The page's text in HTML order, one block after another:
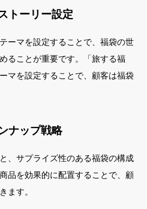
トーリー設定
ーマを設定することで、福袋の世
ることが重要です。「旅する福
マを設定することで、顧客は福袋
ナップ戦略
、サプライズ性のある福袋の構成
品を効果的に配置することで、顧
ます。